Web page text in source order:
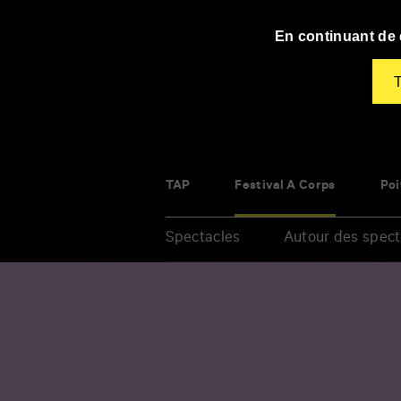
TAP Festival À Corps
Spectacles Autour des
En continuant de